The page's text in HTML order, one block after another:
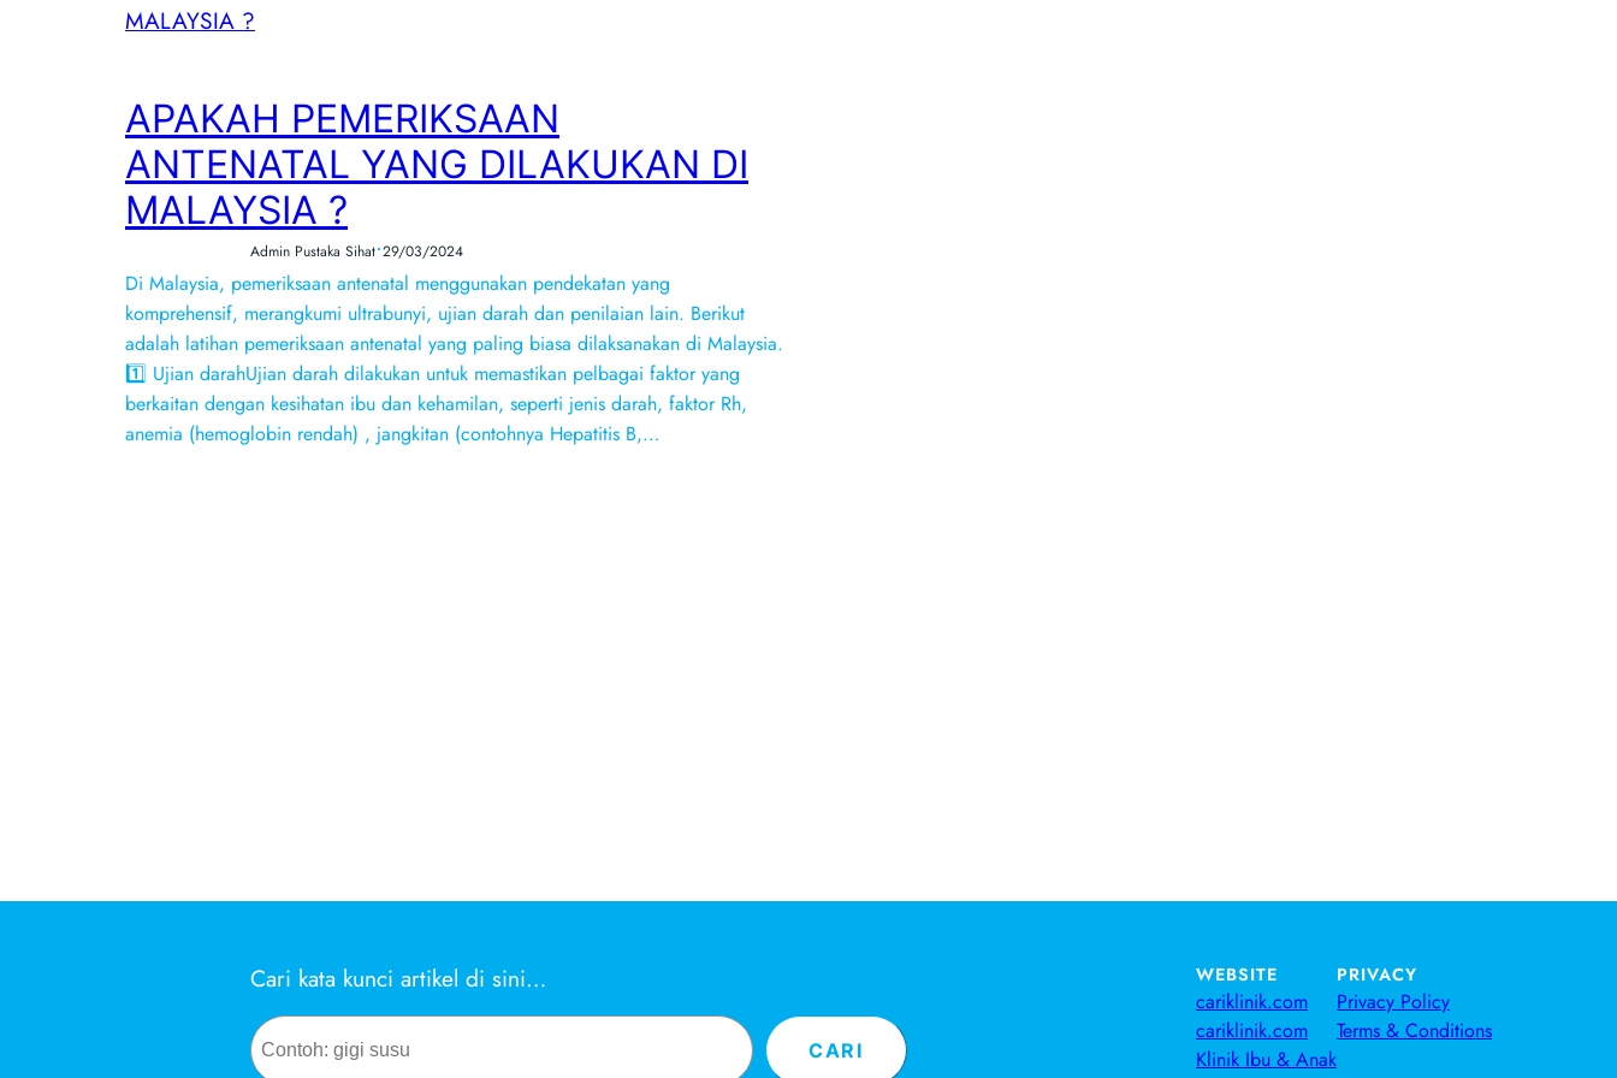
APAKAH PEMERIKSAAN
ANTENATAL YANG DILAKUKAN DI
MALAYSIA ?
Admin Pustaka Sihat•29/03/2024
Di Malaysia, pemeriksaan antenatal menggunakan pendekatan yang
komprehensif, merangkumi ultrabunyi, ujian darah dan penilaian lain. Berikut
adalah latihan pemeriksaan antenatal yang paling biasa dilaksanakan di Malaysia.
1️⃣ Ujian darahUjian darah dilakukan untuk memastikan pelbagai faktor yang
berkaitan dengan kesihatan ibu dan kehamilan, seperti jenis darah, faktor Rh,
anemia (hemoglobin rendah) , jangkitan (contohnya Hepatitis B,…
Cari kata kunci artikel di sini…
Search
CARI
WEBSITE
cariklinik.com
cariklinik.com
Klinik Ibu & Anak
PRIVACY
Privacy Policy
Terms & Conditions